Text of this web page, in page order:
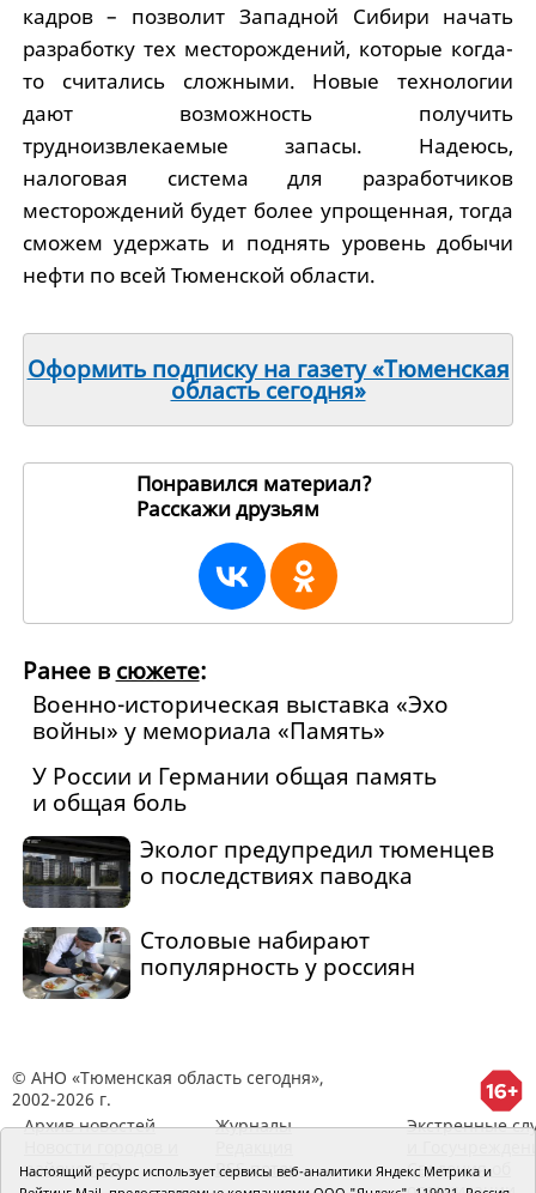
кадров – позволит Западной Сибири начать
разработку тех месторождений, которые когда-
то считались сложными. Новые технологии
дают возможность получить
трудноизвлекаемые запасы. Надеюсь,
налоговая система для разработчиков
месторождений будет более упрощенная, тогда
сможем удержать и поднять уровень добычи
нефти по всей Тюменской области.
Оформить подписку на газету «Тюменская
область сегодня»
Понравился материал?
Расскажи друзьям
Ранее в сюжете:
Военно-историческая выставка «Эхо
войны» у мемориала «Память»
У России и Германии общая память
и общая боль
Эколог предупредил тюменцев
о последствиях паводка
Столовые набирают
популярность у россиян
© АНО «Тюменская область сегодня»,
2002-2026 г.
Архив новостей
районов ТО
Журналы
RSS поток
Экстренные
Сведения об
Настоящий ресурс использует сервисы веб-аналитики Яндекс Метрика и